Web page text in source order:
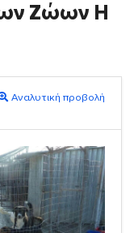
Ζώων Η
Αναλυτική προβολή